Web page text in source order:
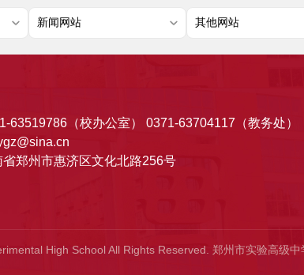
63519786（校办公室） 0371-63704117（教务处）
省郑州市惠济区文化北路256号
High School All Rights Reserved. 郑州市实验高级中